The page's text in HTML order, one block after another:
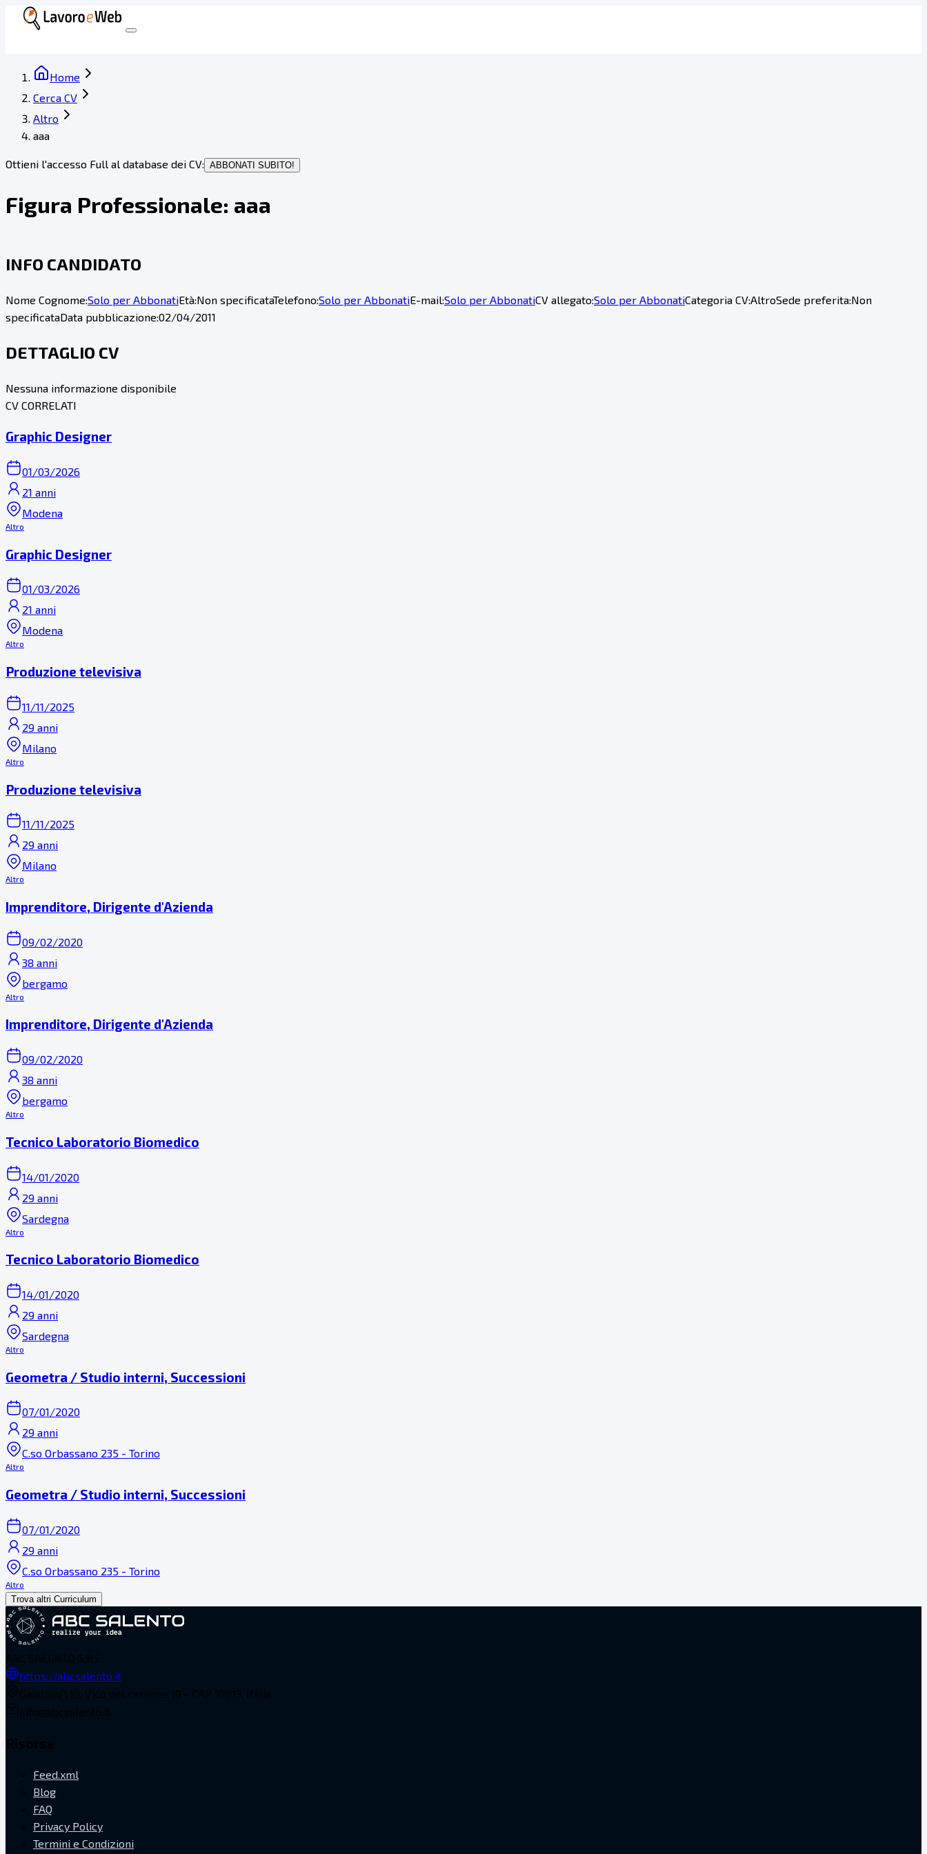
Home
Cerca CV
Altro
aaa
Ottieni l'accesso Full al database dei CV: ABBONATI SUBITO!
Figura Professionale: aaa
INFO CANDIDATO
Nome Cognome:Solo per AbbonatiEtà:Non specificataTelefono:Solo per AbbonatiE-mail:Solo per AbbonatiCV allegato:Solo per AbbonatiCategoria CV:AltroSede preferita:Non
specificataData pubblicazione:02/04/2011
DETTAGLIO CV
Nessuna informazione disponibile
CV CORRELATI
Graphic Designer
01/03/2026
21 anni
Modena
Altro
Graphic Designer
01/03/2026
21 anni
Modena
Altro
Produzione televisiva
11/11/2025
29 anni
Milano
Altro
Produzione televisiva
11/11/2025
29 anni
Milano
Altro
Imprenditore, Dirigente d'Azienda
09/02/2020
38 anni
bergamo
Altro
Imprenditore, Dirigente d'Azienda
09/02/2020
38 anni
bergamo
Altro
Tecnico Laboratorio Biomedico
14/01/2020
29 anni
Sardegna
Altro
Tecnico Laboratorio Biomedico
14/01/2020
29 anni
Sardegna
Altro
Geometra / Studio interni, Successioni
07/01/2020
29 anni
C.so Orbassano 235 - Torino
Altro
Geometra / Studio interni, Successioni
07/01/2020
29 anni
C.so Orbassano 235 - Torino
Altro
Trova altri Curriculum
https://abcsalento.it
Feed.xml
Blog
FAQ
Privacy Policy
Termini e Condizioni